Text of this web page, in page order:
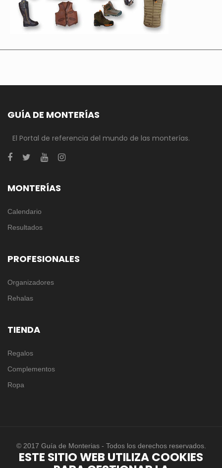
GUÍA DE MONTERÍAS
El Portal de referencia del mundo de las monterías.
MONTERÍAS
Calendario
Resultados
PROFESIONALES
Organizadores
Rehalas
TIENDA
Regalos
Complementos
Ropa
© 2017 Guía de Monterias - Todos los derechos reservados.
ESTE SITIO WEB UTILIZA COOKIES